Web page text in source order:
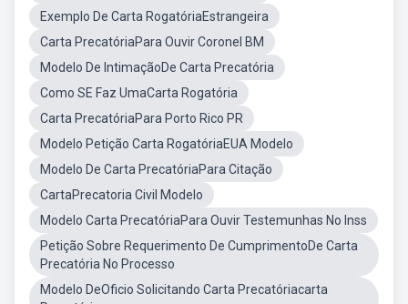
Exemplo De Carta RogatóriaEstrangeira
Carta PrecatóriaPara Ouvir Coronel BM
Modelo De IntimaçãoDe Carta Precatória
Como SE Faz UmaCarta Rogatória
Carta PrecatóriaPara Porto Rico PR
Modelo Petição Carta RogatóriaEUA Modelo
Modelo De Carta PrecatóriaPara Citação
CartaPrecatoria Civil Modelo
Modelo Carta PrecatóriaPara Ouvir Testemunhas No Inss
Petição Sobre Requerimento De CumprimentoDe Carta
Precatória No Processo
Modelo DeOficio Solicitando Carta Precatóriacarta